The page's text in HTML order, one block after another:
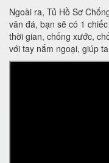
Ngoài ra, Tủ Hồ Sơ
vân đá, bạn sẽ có 1
thời gian, chống xước,
với tay nắm ngoại, giúp